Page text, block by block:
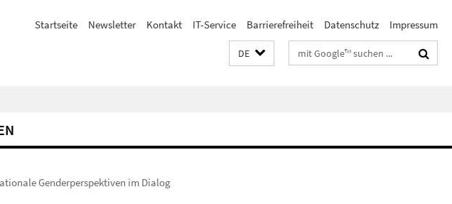
Startseite Newsletter Kontakt IT-Service Barrierefreiheit Datenschutz Impressum
DE Suchbegriffe
Genderperspektiven im Dialog